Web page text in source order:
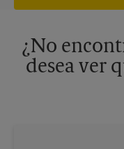
¿No
desea ver